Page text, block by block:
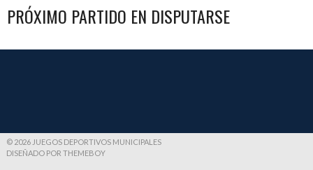
PRÓXIMO PARTIDO EN DISPUTARSE
© 2026 JUEGOS DEPORTIVOS MUNICIPALES
DISEÑADO POR THEMEBOY